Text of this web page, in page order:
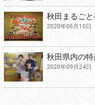
秋田まるご
2020年06月10日
秋田県内の
2020年09月24日